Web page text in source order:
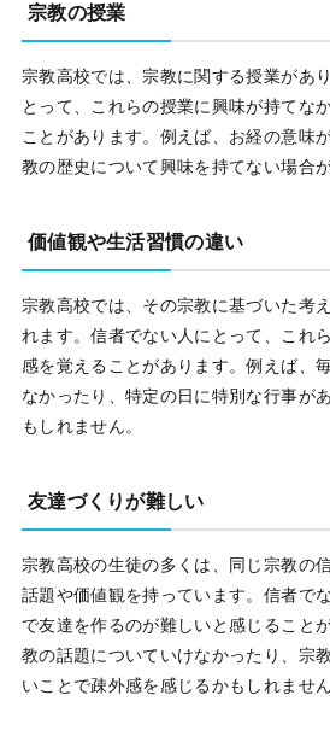
宗教の授業
宗教高校では、宗教に関する授業があ
とって、これらの授業に興味が持てな
ことがあります。例えば、お経の意味
教の歴史について興味を持てない場合が
価値観や生活習慣の違い
宗教高校では、その宗教に基づいた考
れます。信者でない人にとって、これ
感を覚えることがあります。例えば、
なかったり、特定の日に特別な行事が
もしれません。
友達づくりが難しい
宗教高校の生徒の多くは、同じ宗教の
話題や価値観を持っています。信者で
で友達を作るのが難しいと感じること
教の話題についていけなかったり、宗
いことで疎外感を感じるかもしれません